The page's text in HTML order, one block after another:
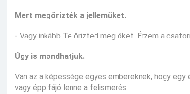
Mert megőrizték a jellemüket.
- Vagy inkább Te őrizted meg őket. Érzem a
Úgy is mondhatjuk.
Van az a képessége egyes embereknek, hogy
vagy épp fájó lenne a felismerés.